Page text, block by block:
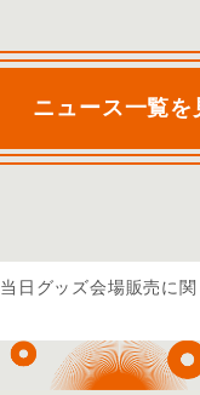
ニュース一覧を
当日グッズ会場販売に